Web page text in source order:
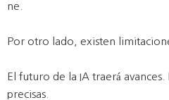
ne.
Por otro lado, existen
El futuro de la IA traerá
precisas.